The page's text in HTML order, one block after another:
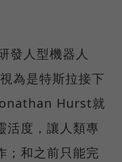
發人型機器人
為是特斯拉接下
Hurst就
活度，讓人類專
；和之前只能完